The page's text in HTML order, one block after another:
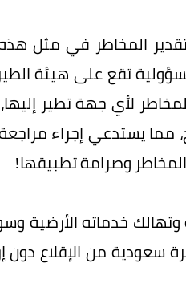
المخاطر في مثل
تقع على هيئة
لأي جهة تطير إليها،
يستدعي إجراء
وصرامة تطبيقها!
خدماته الأرضية
سعودية من الإقلاع